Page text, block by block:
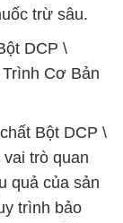
trừ sâu.
DCP \
Cơ Bản
Bột DCP \
trò quan
quả của sản
trình bảo